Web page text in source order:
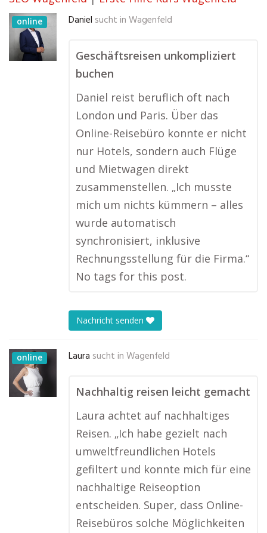
online Daniel sucht in Wagenfeld
Geschäftsreisen unkompliziert
buchen
Daniel reist beruflich oft nach
London und Paris. Über das
Online-Reisebüro konnte er nicht
nur Hotels, sondern auch Flüge
und Mietwagen direkt
zusammenstellen. „Ich musste
mich um nichts kümmern – alles
wurde automatisch
synchronisiert, inklusive
Rechnungsstellung für die Firma.“
No tags for this post.
Nachricht senden
online Laura sucht in Wagenfeld
Nachhaltig reisen leicht gemacht
Laura achtet auf nachhaltiges
Reisen. „Ich habe gezielt nach
umweltfreundlichen Hotels
gefiltert und konnte mich für eine
nachhaltige Reiseoption
entscheiden. Super, dass Online-
Reisebüros solche Möglichkeiten